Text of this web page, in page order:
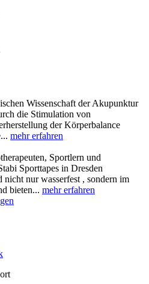
Wissenschaft der Akupunktur
die Stimulation von
der Körperbalance
mehr erfahren
Sportlern und
Sporttapes in Dresden
nur wasserfest , sondern im
bieten... mehr erfahren